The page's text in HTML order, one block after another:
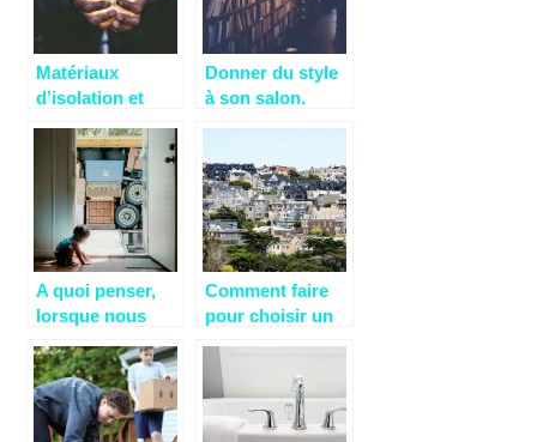
Matériaux
d’isolation et
des éléments
pour réduire la
consommation
d’électricité
Donner du style
à son salon.
A quoi penser,
lorsque nous
Comment faire
pour choisir un
personne à
mobilité réduite